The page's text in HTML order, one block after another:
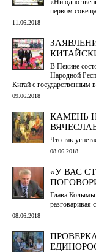
первом
11.06.2018
В Пекине
Народной
Китай с государственным
09.06.2018
КАМЕНЬ
Что так
08.06.2018
«У ВАС
Глава Колымы
разговаривая
08.06.2018